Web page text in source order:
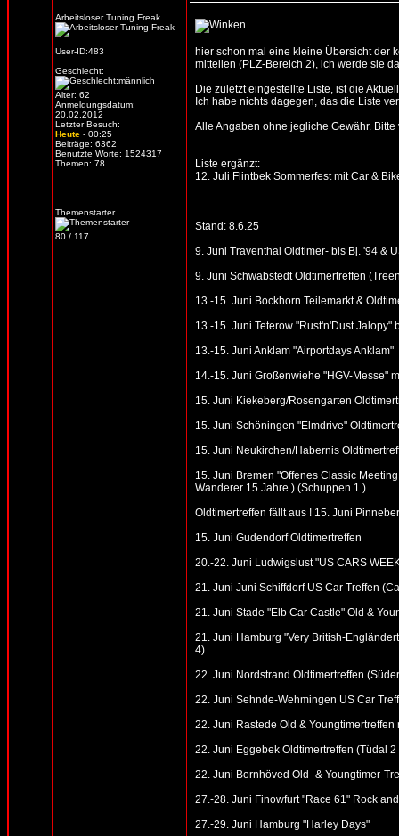
Arbeitsloser Tuning Freak
User-ID:483
Geschlecht:
Alter: 62
Anmeldungsdatum:
20.02.2012
Letzter Besuch:
Heute - 00:25
Beiträge: 6362
Benutzte Worte: 1524317
Themen: 78
Themenstarter
80 / 117
hier schon mal eine kleine Übersicht der
mitteilen (PLZ-Bereich 2), ich werde sie
Die zuletzt eingestellte Liste, ist die
Ich habe nichts dagegen, das die Liste
Alle Angaben ohne jegliche Gewähr.
Liste ergänzt:
12. Juli Flintbek Sommerfest mit Car &
Stand: 8.6.25
9. Juni Traventhal Oldtimer- bis Bj. '94 &
9. Juni Schwabstedt Oldtimertreffen
13.-15. Juni Bockhorn Teilemarkt &
13.-15. Juni Teterow "Rust'n'Dust
13.-15. Juni Anklam "Airportdays Anklam"
14.-15. Juni Großenwiehe "HGV-Messe"
15. Juni Kiekeberg/Rosengarten
15. Juni Schöningen "Elmdrive"
15. Juni Neukirchen/Habernis
15. Juni Bremen "Offenes Classic
Wanderer 15 Jahre ) (Schuppen 1 )
Oldtimertreffen fällt aus ! 15. Juni
15. Juni Gudendorf Oldtimertreffen
20.-22. Juni Ludwigslust "US CARS
21. Juni Juni Schiffdorf US Car Treffen
21. Juni Stade "Elb Car Castle" Old &
21. Juni Hamburg "Very British-
4)
22. Juni Nordstrand Oldtimertreffen
22. Juni Sehnde-Wehmingen US Car
22. Juni Rastede Old &
22. Juni Eggebek Oldtimertreffen (Tüdal 2
22. Juni Bornhöved Old- & Youngtimer-
27.-28. Juni Finowfurt "Race 61" Rock
27.-29. Juni Hamburg "Harley Days"